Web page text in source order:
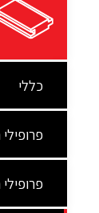
כללי